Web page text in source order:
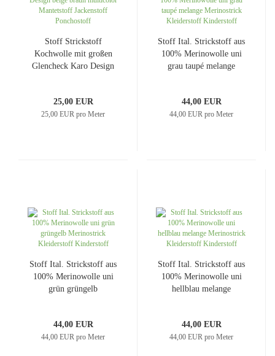
Stoff Strickstoff
Kochwolle mit großen
Glencheck Karo Design
Ponchostoff
25,00 EUR
25,00 EUR pro Meter
Stoff Ital. Strickstoff aus
100% Merinowolle uni
grau taupé melange
44,00 EUR
44,00 EUR pro Meter
Stoff Ital. Strickstoff aus
100% Merinowolle uni
grün grüngelb
44,00 EUR
44,00 EUR pro Meter
Stoff Ital. Strickstoff aus
100% Merinowolle uni
hellblau melange
44,00 EUR
44,00 EUR pro Meter